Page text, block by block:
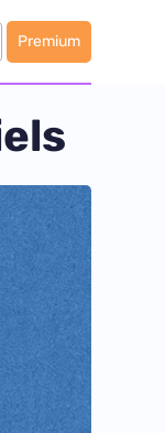
Premium